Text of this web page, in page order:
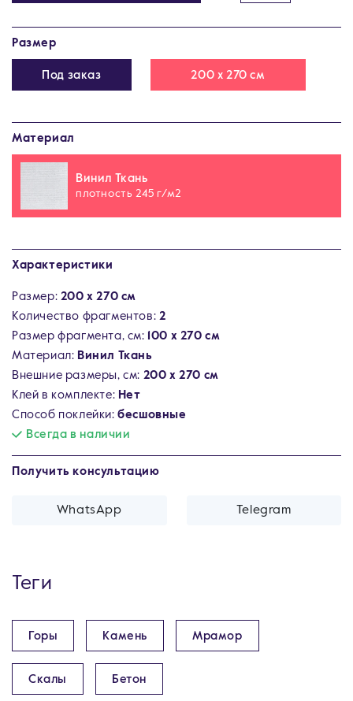
Размер
Под заказ 200 х 270 см
Материал
Винил Ткань
плотность 245 г/м2
Характеристики
Размер: 200 х 270 см
Количество фрагментов: 2
Размер фрагмента, см: 100 х 270 см
Материал: Винил Ткань
Внешние размеры, см: 200 х 270 см
Клей в комплекте: Нет
Способ поклейки:бесшовные
Всегда в наличии
Получить консультацию
WhatsApp Telegram
Теги
Горы Камень Мрамор
Скалы Бетон